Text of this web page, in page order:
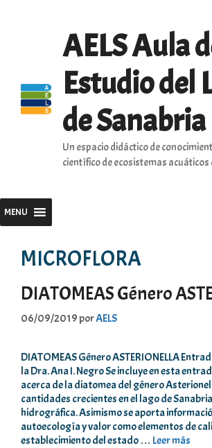
AELS Aula
Estudio del
de Sanabria
Un espacio didáctico de
científico de ecosistemas acuáticos
MENU
MICROFLORA
DIATOMEAS Género
06/09/2019porAELS
DIATOMEAS Género ASTERIONELLA
la Dra. Ana I. Negro Se incluye en esta
acerca de la diatomea del género
cantidades crecientes en el lago de
hidrográfica. Asimismo se aporta
autoecología y valor como elementos de
establecimiento del estado … Leer más